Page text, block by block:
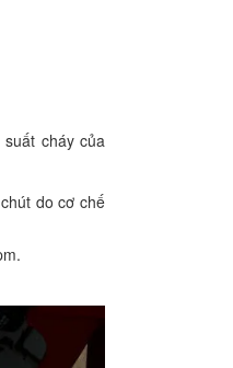
cháy của
do cơ chế